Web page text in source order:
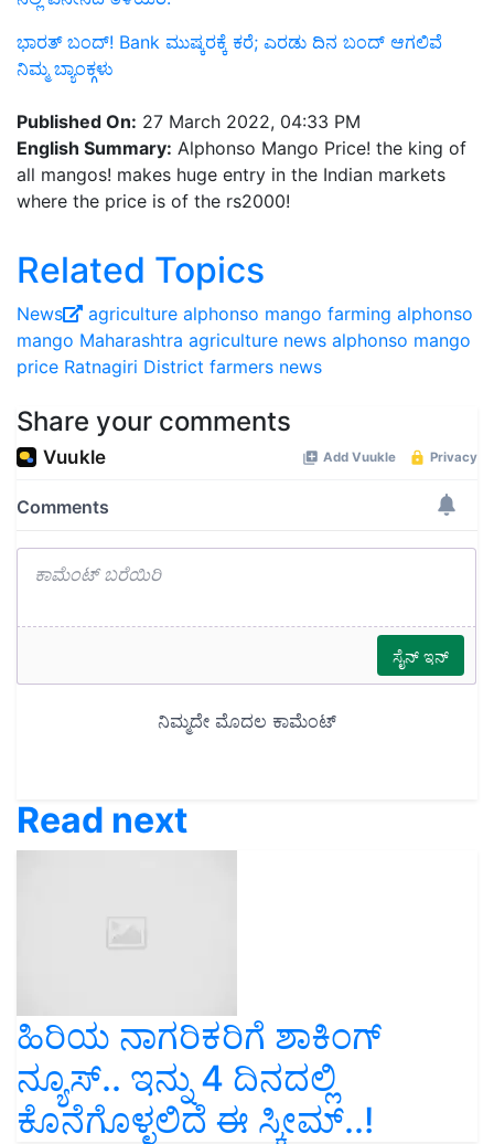
ಭಾರತ್ ಬಂದ್! Bank ಮುಷ್ಕರಕ್ಕೆ ಕರೆ; ಎರಡು ದಿನ ಬಂದ್ ಆಗಲಿವೆ
ನಿಮ್ಮ ಬ್ಯಾಂಕ್ಗಳು
Published On: 27 March 2022, 04:33 PM
English Summary: Alphonso Mango Price! the king of
all mangos! makes huge entry in the Indian markets
where the price is of the rs2000!
Related Topics
News agriculture alphonso mango farming alphonso
mango Maharashtra agriculture news alphonso mango
price Ratnagiri District farmers news
Share your comments
Read next
ಹಿರಿಯ ನಾಗರಿಕರಿಗೆ ಶಾಕಿಂಗ್‌
ನ್ಯೂಸ್‌.. ಇನ್ನು 4 ದಿನದಲ್ಲಿ
ಕೊನೆಗೊಳ್ಳಲಿದೆ ಈ ಸ್ಕೀಮ್‌..!